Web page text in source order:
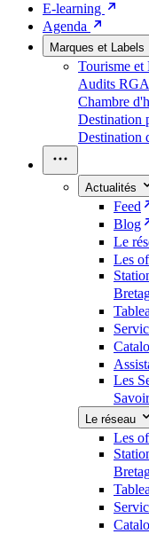
E-learning
Agenda
Marques et Labels
Tourisme et
Audits
Chambre
Destination
Destination
Actualités
Feed
Blog
Le
Les
Les
Le réseau
Les